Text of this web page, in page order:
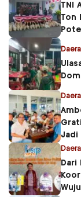
TNI
Ton
Jadi
Dari